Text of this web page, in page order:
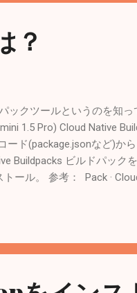
数を作成する | Cloud ...
？
ックツールというのを知
1.5 Pro) Cloud Native
ード(package.jsonなど)か
Buildpacks ビルドパック
ル。 参考： Pack ·